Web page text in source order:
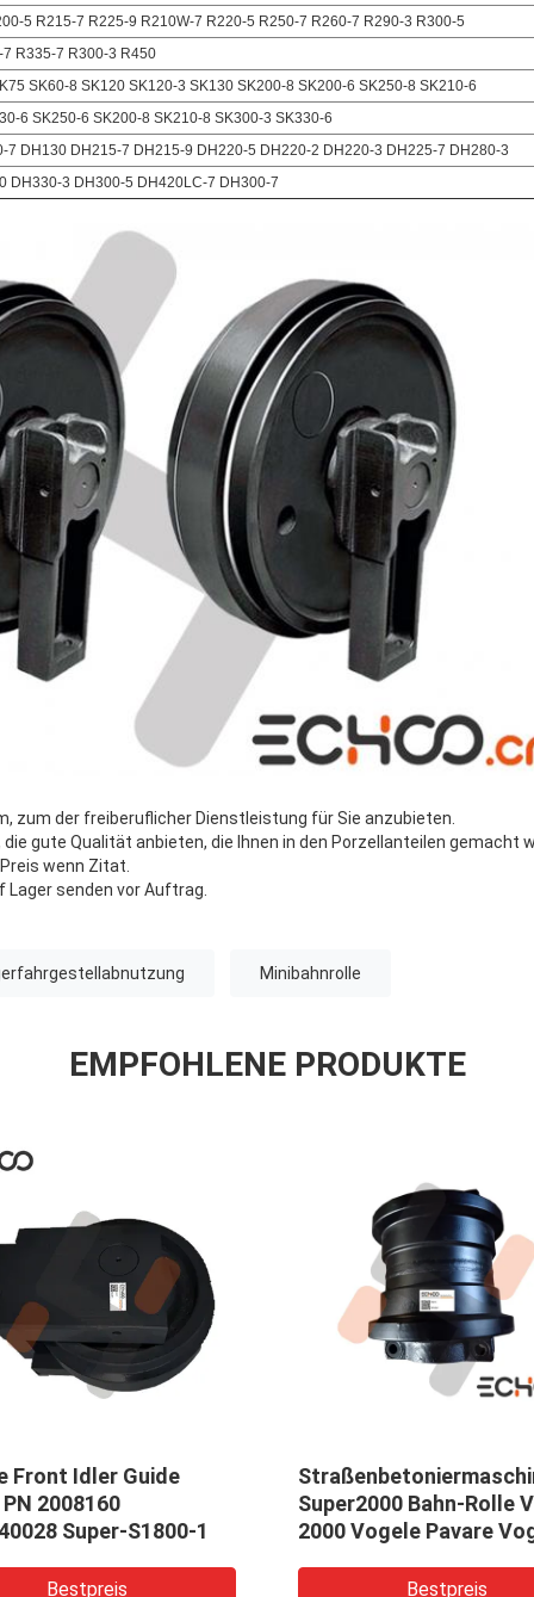
5 R215-7 R225-9 R210W-7 R220-5 R250-7 R260-7 R290-3 R300-5
7 R335-7 R300-3 R450
SK60-8 SK120 SK120-3 SK130 SK200-8 SK200-6 SK250-8 SK210-6
6 SK250-6 SK200-8 SK210-8 SK300-3 SK330-6
7 DH130 DH215-7 DH215-9 DH220-5 DH220-2 DH220-3 DH225-7 DH280-3
DH330-3 DH300-5 DH420LC-7 DH300-7
zum der freiberuflicher Dienstleistung für Sie anzubieten.
die gute Qualität anbieten, die Ihnen in den Porzellanteilen gemacht
wenn Zitat.
Lager senden vor Auftrag.
Minibahnrolle
EMPFOHLENE PRODUKTE
Straßenbetoniermaschinen-
Super2000 Bahn-Rolle Vogele
2000 Vogele Pavare Vogele
Bestpreis
Bahn-
KOMATSU